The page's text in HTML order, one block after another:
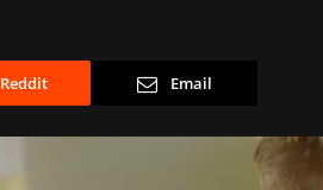
Reddit Email